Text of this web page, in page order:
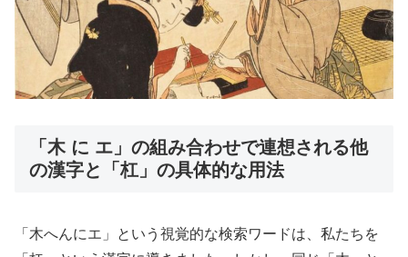
「木 に エ」の組み合わせで連想される他
の漢字と「杠」の具体的な用法
「木へんにエ」という視覚的な検索ワードは、私たちを